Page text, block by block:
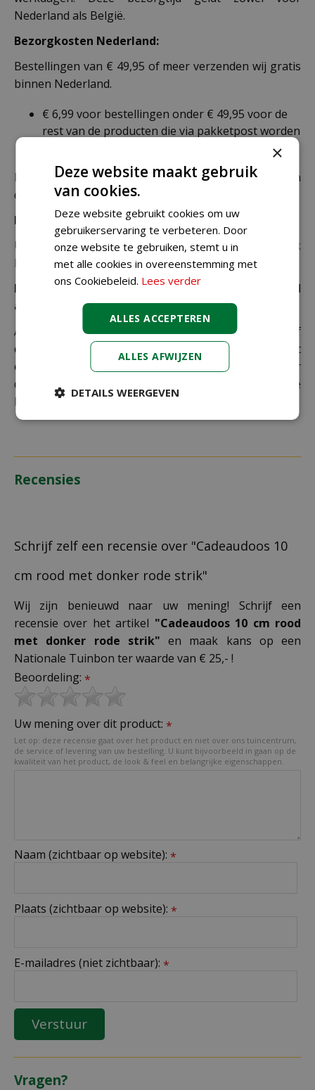
Nederland als België.
Bezorgkosten Nederland:
Bestellingen van € 49,95 of meer verzenden wij gratis
binnen Nederland.
€ 6,99 voor bestellingen onder € 49,95 voor de
rest van de producten die via pakketpost worden
De juiste verzendkosten worden in de laatste stap van
de winkelwagen berekend.
Bezorgkosten overige landen:
Uiteraard verzenden wij ook buiten Nederland,
bekijk
hier de verzendkosten.
Let op: extra kosten bij niet ophalen of verkeerd
adres
Als je je pakket niet ophaalt bij een PostNL-punt of
een verkeerd afleveradres invult, zijn wij genoodzaakt
extra kosten in rekening te brengen. Controleer
daarom altijd goed je adresgegevens voordat je je
bestelling plaatst.
Recensies
Schrijf zelf een recensie over "Cadeaudoos 10
cm rood met donker rode strik"
Wij zijn benieuwd naar uw mening! Schrijf een
recensie over het artikel "Cadeaudoos 10 cm rood
met donker rode strik" en maak kans op een
Nationale Tuinbon ter waarde van € 25,- !
Beoordeling: *
Uw mening over dit product: *
Let op: deze recensie gaat over het product en niet over ons tuincentrum,
de service of levering van uw bestelling. U kunt bijvoorbeeld in gaan op de
kwaliteit van het product, de look & feel en belangrijke eigenschappen.
Naam (zichtbaar op website): *
Plaats (zichtbaar op website): *
E-mailadres (niet zichtbaar): *
Vragen?
×
Deze website maakt gebruik
van cookies.
Deze website gebruikt cookies om uw
gebruikerservaring te verbeteren. Door
onze website te gebruiken, stemt u in
met alle cookies in overeenstemming met
ons Cookiebeleid. Lees verder
ALLES ACCEPTEREN
ALLES AFWIJZEN
DETAILS WEERGEVEN